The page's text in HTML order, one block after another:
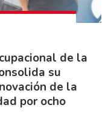
de la
su
de la
por ocho